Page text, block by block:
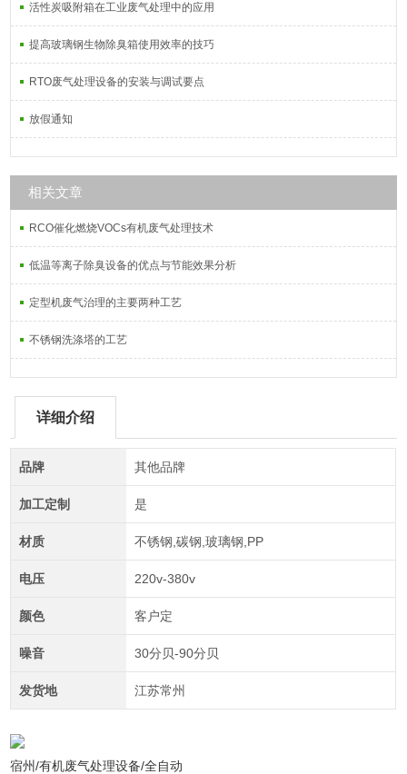
活性炭吸附箱在工业废气处理中的应用
提高玻璃钢生物除臭箱使用效率的技巧
RTO废气处理设备的安装与调试要点
放假通知
相关文章
RCO催化燃烧VOCs有机废气处理技术
低温等离子除臭设备的优点与节能效果分析
定型机废气治理的主要两种工艺
不锈钢洗涤塔的工艺
详细介绍
品牌 其他品牌
加工定制 是
材质 不锈钢,碳钢,玻璃钢,PP
电压 220v-380v
颜色 客户定
噪音 30分贝-90分贝
发货地 江苏常州
宿州/有机废气处理设备/全自动